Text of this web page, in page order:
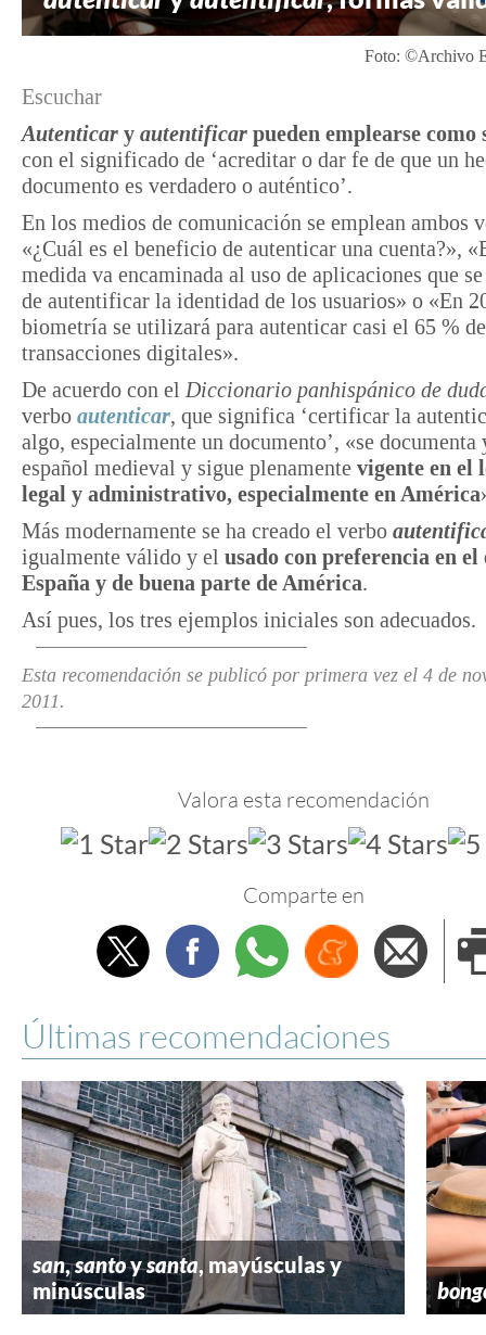
Foto: ©Archivo
Escuchar
Autenticar y autentificar pueden emplearse como
con el significado de ‘acreditar o dar fe de que un
documento es verdadero o auténtico’.
En los medios de comunicación se emplean ambos
«¿Cuál es el beneficio de autenticar una cuenta?»,
medida va encaminada al uso de aplicaciones que
de autentificar la identidad de los usuarios» o «En
biometría se utilizará para autenticar casi el 65 %
transacciones digitales».
De acuerdo con el Diccionario panhispánico de
verbo autenticar, que significa ‘certificar la
algo, especialmente un documento’, «se documenta
español medieval y sigue plenamente vigente en el
legal y administrativo, especialmente en América
Más modernamente se ha creado el verbo
igualmente válido y el usado con preferencia en el
España y de buena parte de América.
Así pues, los tres ejemplos iniciales son adecuados.
Esta recomendación se publicó por primera vez el 4 de
2011.
Valora esta recomendación
Comparte en
TwitterFacebookWhatsappMenéame
Últimas recomendaciones
san,santoysanta, mayúsculas y
minúsculas